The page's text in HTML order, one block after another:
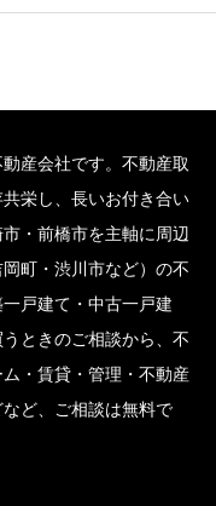
産会社です。不動産取
栄し、長いお付き合い
・前橋市を主軸に周辺
町・渋川市など）の不
戸建て・中古一戸建
ときのご相談から、不
・賃貸・管理・不動産
ど、ご相談は無料で